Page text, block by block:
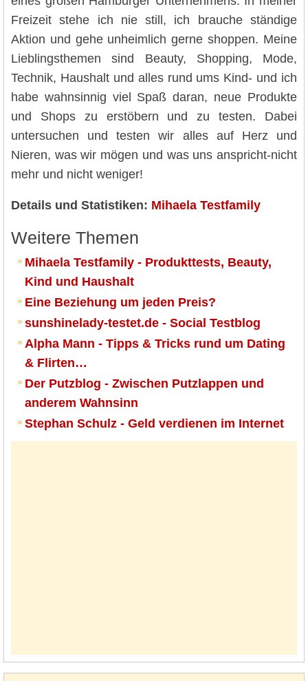
Freizeit stehe ich nie still, ich brauche ständige
Aktion und gehe unheimlich gerne shoppen. Meine
Lieblingsthemen sind Beauty, Shopping, Mode,
Technik, Haushalt und alles rund ums Kind- und ich
habe wahnsinnig viel Spaß daran, neue Produkte
und Shops zu erstöbern und zu testen. Dabei
untersuchen und testen wir alles auf Herz und
Nieren, was wir mögen und was uns anspricht-nicht
mehr und nicht weniger!
Details und Statistiken: Mihaela Testfamily
Weitere Themen
Mihaela Testfamily - Produkttests, Beauty,
Kind und Haushalt
Eine Beziehung um jeden Preis?
sunshinelady-testet.de - Social Testblog
Alpha Mann - Tipps & Tricks rund um Dating
& Flirten…
Der Putzblog - Zwischen Putzlappen und
anderem Wahnsinn
Stephan Schulz - Geld verdienen im Internet